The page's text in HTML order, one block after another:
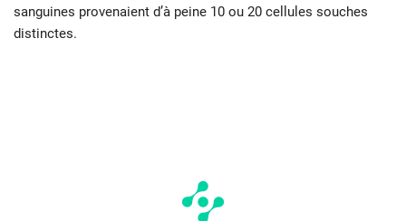
sanguines provenaient d’à peine 10 ou 20 cellules souches
distinctes.